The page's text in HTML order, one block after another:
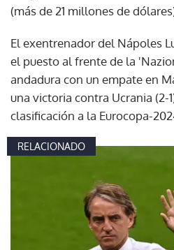
(más de 21 millones de
El exentrenador del Nápoles
el puesto al frente de la
andadura con un empate en
una victoria contra Ucrania (2-
clasificación a la Eurocopa-
RELACIONADO